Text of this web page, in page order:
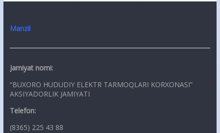
Manzil
Jamiyat nomi:
“BUXORO HUDUDIY ELEKTR TARMOQLARI KORXONASI”
AKSIYADORLIK JAMIYATI
Telefon:
(8365) 225 43 88